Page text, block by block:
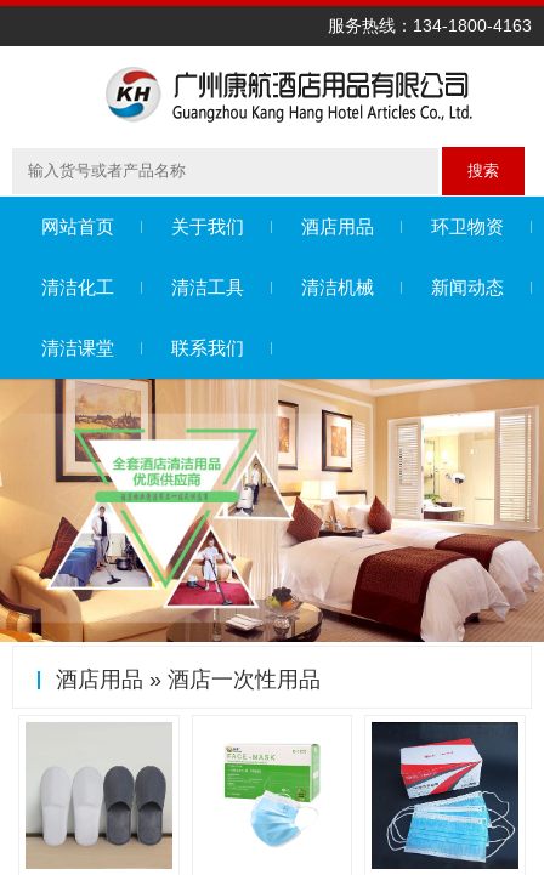
服务热线：134-1800-4163
搜索
网站首页 关于我们 酒店用品 环卫物资
清洁化工 清洁工具 清洁机械 新闻动态
清洁课堂 联系我们
酒店用品 » 酒店一次性用品